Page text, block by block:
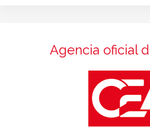
Agencia oficial